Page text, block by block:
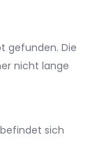
gefunden. Die
nicht lange
befindet sich